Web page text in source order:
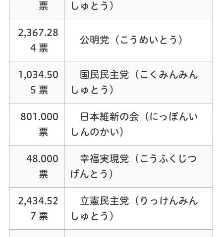
票
しゅとう）
2,367.28
4 票
公明党（こうめいとう）
1,034.50
5 票
国民民主党（こくみんみん
しゅとう）
801.000
票
日本維新の会（にっぽんい
しんのかい）
48.000
票
幸福実現党（こうふくじつ
げんとう）
2,434.52
7 票
立憲民主党（りっけんみん
しゅとう）